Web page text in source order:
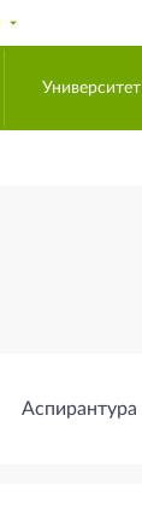
Университет
Аспирантура